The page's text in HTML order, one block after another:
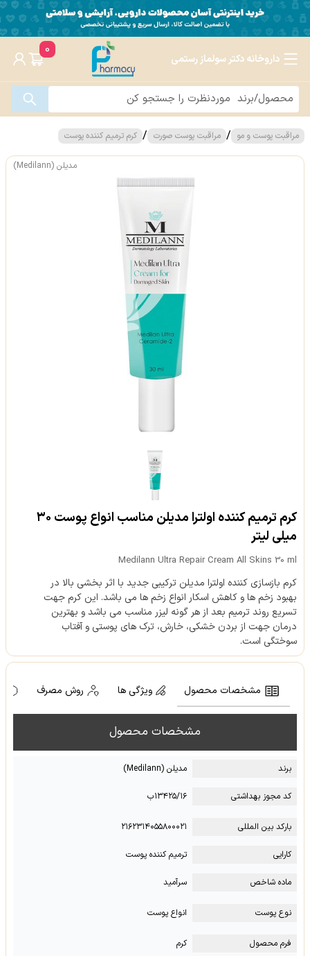
داروخانه دکتر سولماز رستمی
0
مراقبت پوست و مو / مراقبت پوست صورت / کرم ترمیم کننده پوست
مدیلن (Medilann)
کرم ترمیم کننده اولترا مدیلن مناسب انواع پوست ۳۰
میلی لیتر
Medilann Ultra Repair Cream All Skins 30 ml
کرم بازسازی کننده اولترا مدیلن ترکیبی جدید با اثر بخشی بالا در
بهبود زخم ها و کاهش اسکار انواع زخم ها می باشد. این کرم جهت
تسریع روند ترمیم بعد از هر گونه لیزر مناسب می باشد و بهترین
درمان جهت از بردن خشکی، خارش، ترک های پوستی و آفتاب
سوختگی است.
مشخصات محصول ویژگی ها روش مصرف
مشخصات محصول
برند مدیلن (Medilann)
کد مجوز بهداشتی ۱۳۴۲۵/۱۶ب
بارکد بین المللی ۲۱۶۲۳۱۴۰۵۵۸۰۰۰۲۱
کارایی ترمیم کننده پوست
ماده شاخص سرآمید
نوع پوست انواع پوست
فرم محصول کرم